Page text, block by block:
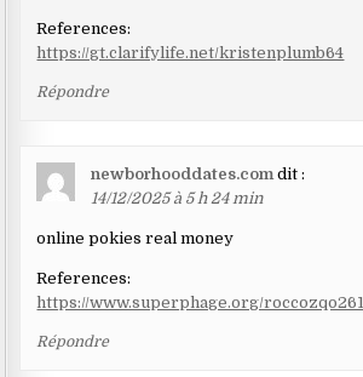
References:
https://gt.clarifylife.net/kristenplumb64
Répondre
newborhooddates.com dit :
14/12/2025 à 5 h 24 min
online pokies real money
References:
https://www.superphage.org/
Répondre